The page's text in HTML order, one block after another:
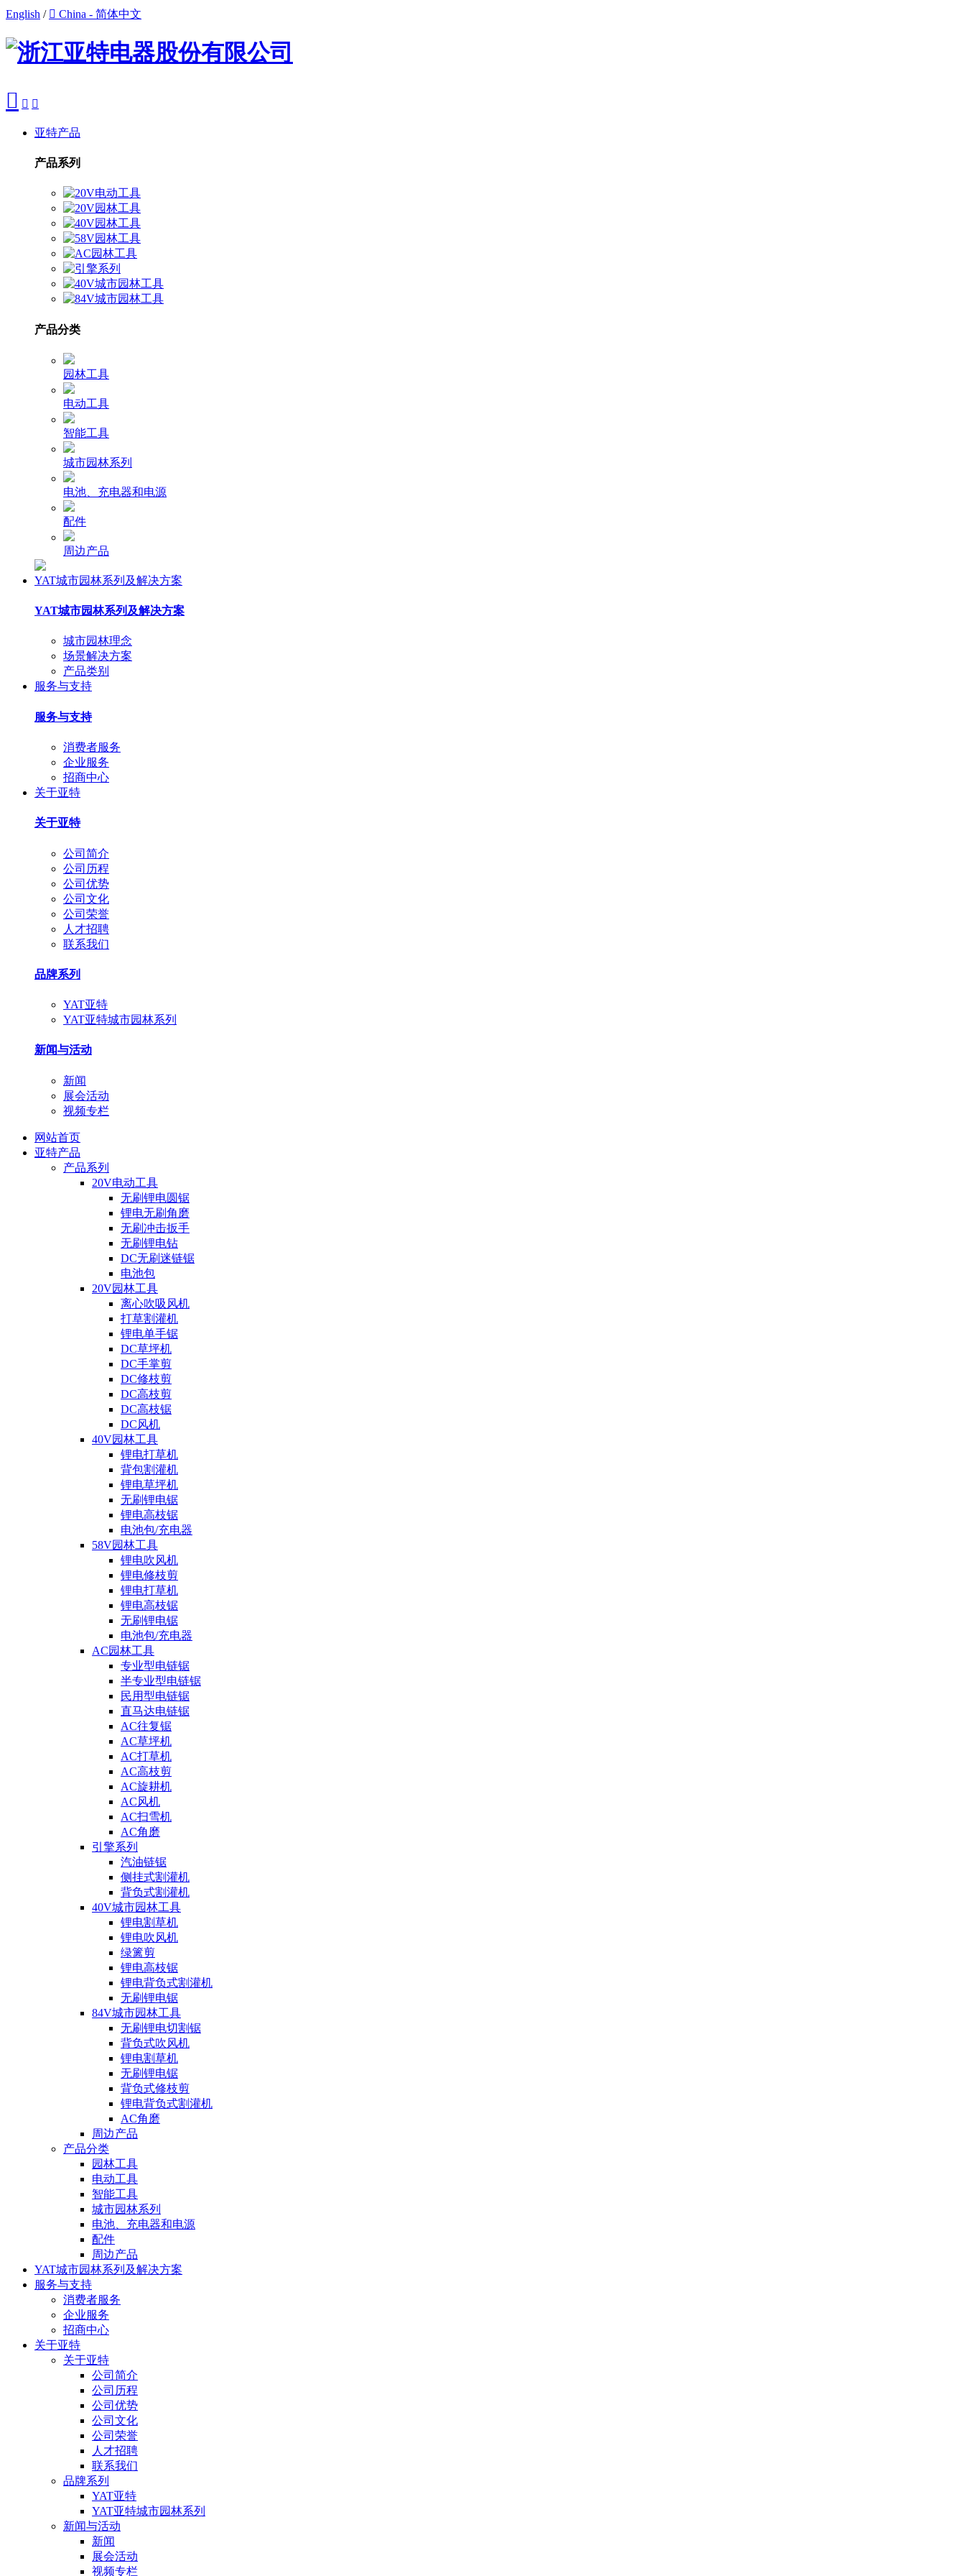
English /  China - 简体中文
  
亚特产品
产品系列
产品分类
园林工具
电动工具
智能工具
城市园林系列
电池、充电器和电源
配件
周边产品
YAT城市园林系列及解决方案
YAT城市园林系列及解决方案
城市园林理念
场景解决方案
产品类别
服务与支持
服务与支持
消费者服务
企业服务
招商中心
关于亚特
关于亚特
公司简介
公司历程
公司优势
公司文化
公司荣誉
人才招聘
联系我们
品牌系列
YAT亚特
YAT亚特城市园林系列
新闻与活动
新闻
展会活动
视频专栏
网站首页
亚特产品
产品系列
20V电动工具
无刷锂电圆锯
锂电无刷角磨
无刷冲击扳手
无刷锂电钻
DC无刷迷链锯
电池包
20V园林工具
离心吹吸风机
打草割灌机
锂电单手锯
DC草坪机
DC手掌剪
DC修枝剪
DC高枝剪
DC高枝锯
DC风机
40V园林工具
锂电打草机
背包割灌机
锂电草坪机
无刷锂电锯
锂电高枝锯
电池包/充电器
58V园林工具
锂电吹风机
锂电修枝剪
锂电打草机
锂电高枝锯
无刷锂电锯
电池包/充电器
AC园林工具
专业型电链锯
半专业型电链锯
民用型电链锯
直马达电链锯
AC往复锯
AC草坪机
AC打草机
AC高枝剪
AC旋耕机
AC风机
AC扫雪机
AC角磨
引擎系列
汽油链锯
侧挂式割灌机
背负式割灌机
40V城市园林工具
锂电割草机
锂电吹风机
绿篱剪
锂电高枝锯
锂电背负式割灌机
无刷锂电锯
84V城市园林工具
无刷锂电切割锯
背负式吹风机
锂电割草机
无刷锂电锯
背负式修枝剪
锂电背负式割灌机
AC角磨
周边产品
产品分类
园林工具
电动工具
智能工具
城市园林系列
电池、充电器和电源
配件
周边产品
YAT城市园林系列及解决方案
服务与支持
消费者服务
企业服务
招商中心
关于亚特
关于亚特
公司简介
公司历程
公司优势
公司文化
公司荣誉
人才招聘
联系我们
品牌系列
YAT亚特
YAT亚特城市园林系列
新闻与活动
新闻
展会活动
视频专栏